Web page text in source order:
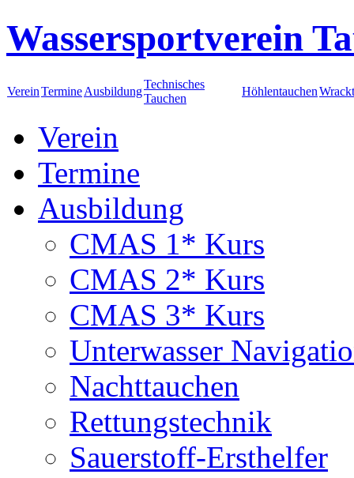
Wassersportverein
VereinTermineAusbildung
Technisches
Tauchen
Höhlentauchen
Verein
Termine
Ausbildung
CMAS 1* Kurs
CMAS 2* Kurs
CMAS 3* Kurs
Unterwasser
Nachttauchen
Rettungstechnik
Sauerstoff-Ersthelfer